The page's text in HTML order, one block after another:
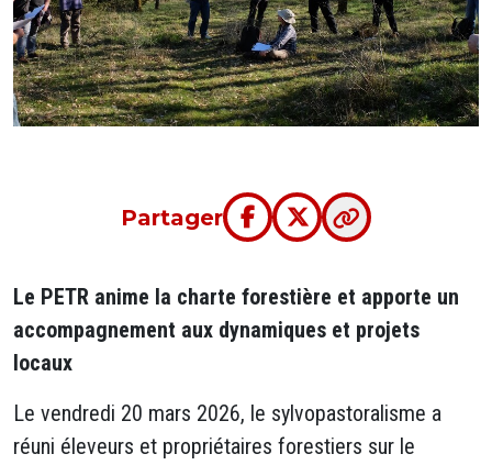
Partager
Le PETR anime la charte forestière et apporte un
accompagnement aux dynamiques et projets
locaux
Le vendredi 20 mars 2026, le sylvopastoralisme a
réuni éleveurs et propriétaires forestiers sur le